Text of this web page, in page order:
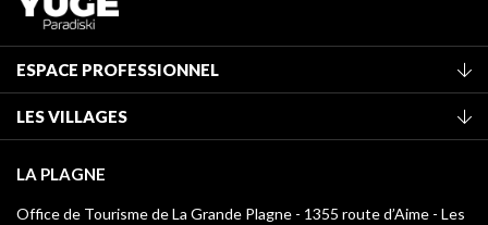
ESPACE PROFESSIONNEL
Classement des meublés
Taxe de séjour
Médiathèque
LES VILLAGES
Montchavin - Les Coches
Champagny-en-Vanoise
LA PLAGNE
Office de Tourisme de La Grande Plagne - 1355 route d’Aime - Les